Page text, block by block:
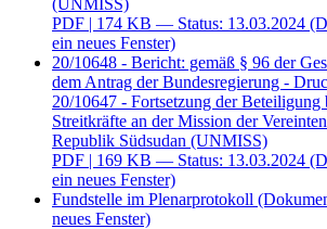
(UNMISS)
PDF | 174 KB — Status: 13.03.2024
ein neues Fenster)
20/10648 - Bericht: gemäß § 96 der
dem Antrag der Bundesregierung -
20/10647 - Fortsetzung der Beteiligung
Streitkräfte an der Mission der
Republik Südsudan (UNMISS)
PDF | 169 KB — Status: 13.03.2024
ein neues Fenster)
Fundstelle im Plenarprotokoll
neues Fenster)